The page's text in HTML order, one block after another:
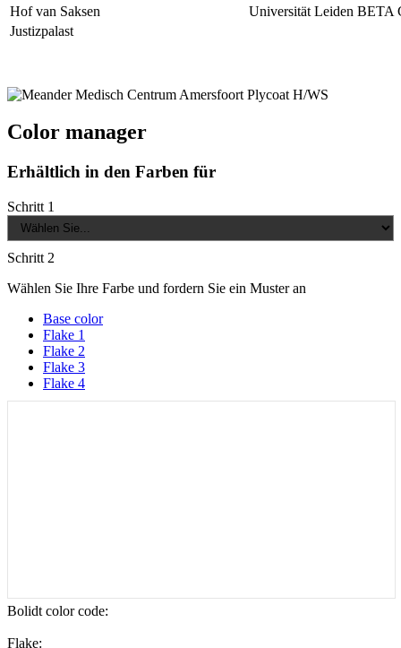
Hof van Saksen
Universität Leiden BETA
Justizpalast
Color manager
Erhältlich in den Farben für
Schritt 1
Schritt 2
Wählen Sie Ihre Farbe und fordern Sie ein Muster an
Base color
Flake 1
Flake 2
Flake 3
Flake 4
Bolidt color code:
Flake: